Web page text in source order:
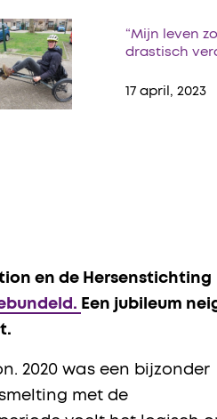
“Mijn leven
drastisch
17 april, 2023
en de Hersenstichting
Een jubileum
2020 was een bijzonder
met de